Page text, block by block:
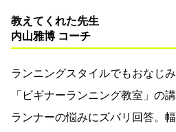
教えてくれた先生
内山雅博 コーチ
ランニングスタイルでもおなじ
「ビギナーランニング教室」の
ランナーの悩みにズバリ回答。